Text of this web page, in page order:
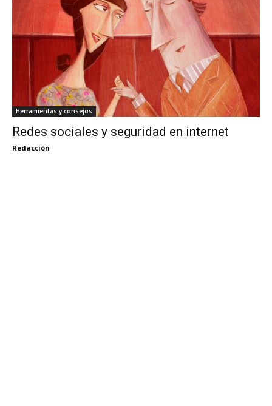
Herramientas y consejos
Redes sociales y seguridad en internet
Redacción